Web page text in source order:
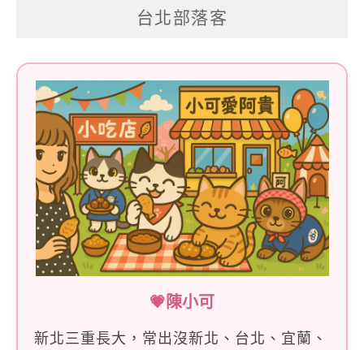
台北部落客
💗陳小可
新北三重長大，常出沒新北、台北、宜蘭、